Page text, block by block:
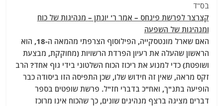
at
s
A
p
p
e
g
ra
m
ai
l
itt
c
b
o
o
k
בס"ד
קצרצר לפרשת פינחס – אמר ר' יונתן – מנהיגות של כוח
ומנהיגות של השפעה
האם שארל מונטסקייה, הפילוסוף הצרפתי מהמאה ה-18, הוא
הראשון שהעלה את רעיון הפרדת הרשויות (מחוקקת, מבצעת
ושופטת) כדי למנוע את ריכוז הכוח השלטוני בידי גוף אחד? הרב
זקס מראה, שאין זה חידוש שלו, שכן התפיסה הזו ביסודה כבר
הופיעה בתנ"ך, ואח"כ בדברי חז"ל. פרשת שופטים בספר
דברים מציגה ברצף מנהיגים שונים, כך שהכוח אינו מרוכז